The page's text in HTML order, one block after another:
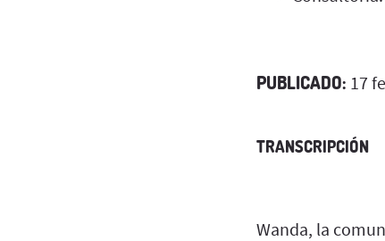
PUBLICADO: 17
TRANSCRIPCIÓN
Wanda, la